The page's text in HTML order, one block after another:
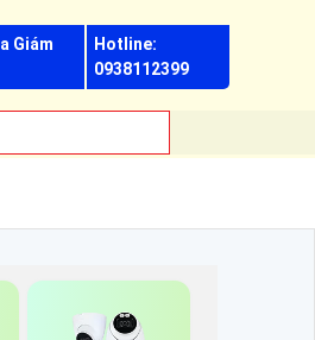
Giám
Hotline:
0938112399